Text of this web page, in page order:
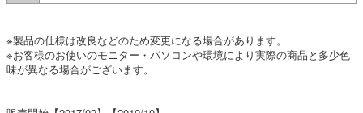
※製品の仕様は改良などのため変更になる場合があります。
※お客様のお使いのモニター・パソコンや環境により実際の商品と多少色
味が異なる場合がございます。